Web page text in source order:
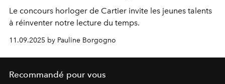
Le concours horloger de Cartier invite les jeunes talents
à réinventer notre lecture du temps.
11.09.2025 by Pauline Borgogno
Recommandé pour vous